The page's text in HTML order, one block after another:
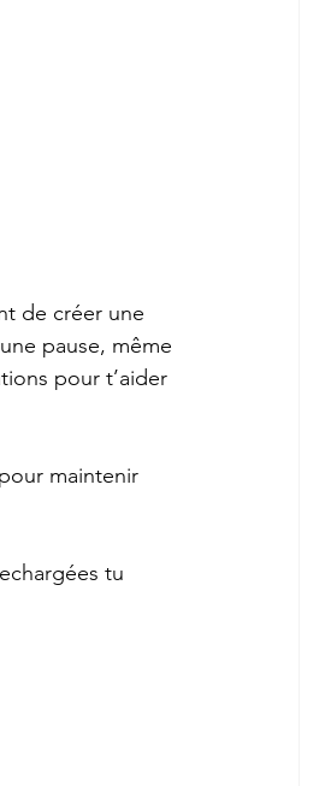
de créer une
pause, même
pour t’aider
maintenir
tu